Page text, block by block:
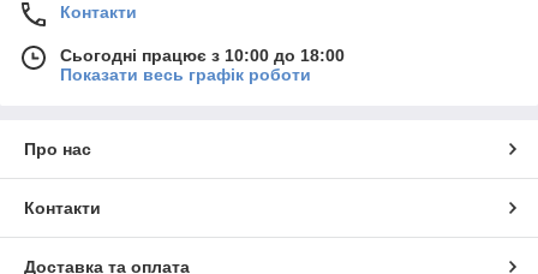
Контакти
Сьогодні працює з 10:00 до 18:00
Показати весь графік роботи
Про нас
Контакти
Доставка та оплата